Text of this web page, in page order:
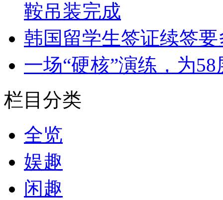
鞍吊装完成
韩国留学生签证续签要
一场“硬核”演练，为
栏目分类
全览
娱趣
闲趣